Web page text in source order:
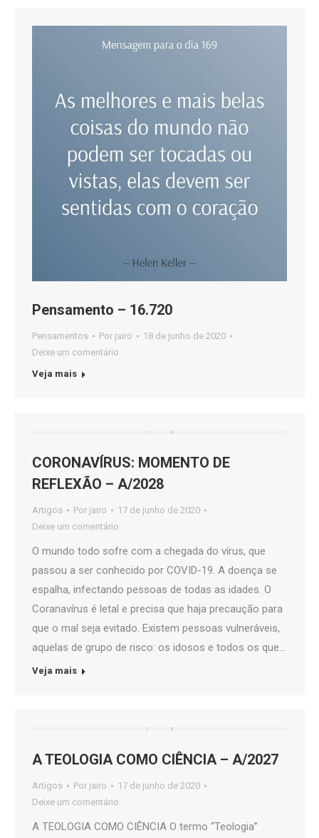
Pensamento – 16.720
Pensamentos Por jairo
18 de junho de 2020
Deixe um comentário
Veja mais
CORONAVÍRUS: MOMENTO DE
REFLEXÃO – A/2028
Artigos Por jairo
17 de junho de 2020
Deixe um comentário
O mundo todo sofre com a chegada do vírus, que
passou a ser conhecido por COVID-19. A doença se
espalha, infectando pessoas de todas as idades. O
Coranavírus é letal e precisa que haja precaução para
que o mal seja evitado. Existem pessoas vulneráveis,
aquelas de grupo de risco: os idosos e todos os que…
Veja mais
A TEOLOGIA COMO CIÊNCIA – A/2027
Artigos Por jairo
17 de junho de 2020
Deixe um comentário
A TEOLOGIA COMO CIÊNCIA O termo “Teologia”